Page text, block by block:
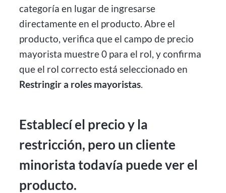
categoría en lugar de ingresarse
directamente en el producto. Abre el
producto, verifica que el campo de precio
mayorista muestre 0 para el rol, y confirma
que el rol correcto está seleccionado en
Restringir a roles mayoristas
Establecí el precio y la
restricción, pero un cliente
minorista todavía puede ver el
producto.